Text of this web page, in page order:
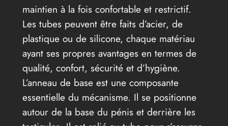
maintien à la fois confortable et restrictif.
Les tubes peuvent être faits d’acier, de
plastique ou de silicone, chaque matériau
ayant ses propres avantages en termes de
qualité, confort, sécurité et d’hygiène.
L’anneau de base est une composante
essentielle du mécanisme. Il se positionne
autour de la base du pénis et derrière les